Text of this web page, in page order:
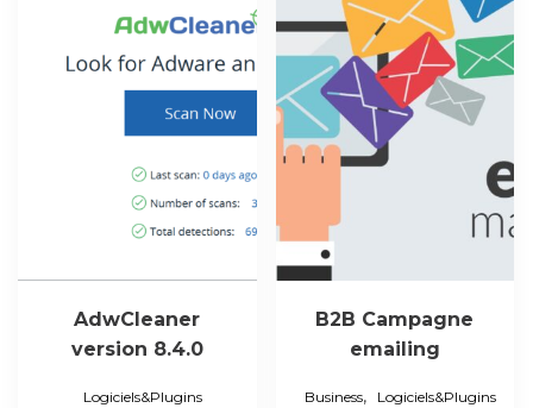
AdwCleaner
version 8.4.0
Logiciels&Plugins
B2B Campagne
emailing
Business, Logiciels&Plugins